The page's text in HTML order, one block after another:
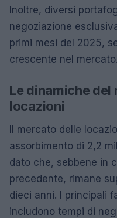
Inoltre, diversi
negoziazione
primi mesi del 2025,
crescente nel mercato.
Le dinamiche del
locazioni
Il mercato delle
assorbimento di 2,2
dato che, sebbene in
precedente, rimane
dieci anni. I principali
includono tempi di